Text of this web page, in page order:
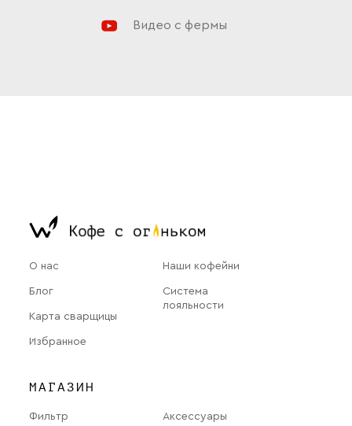
Видео с фермы
О нас
Блог
Карта сварщицы
Избранное
Наши кофейни
Система
лояльности
МАГАЗИН
Фильтр Аксессуары